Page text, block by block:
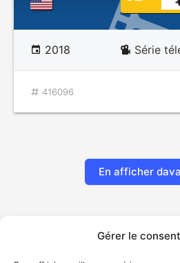
Gérer le
2018 Série
416096
En afficher